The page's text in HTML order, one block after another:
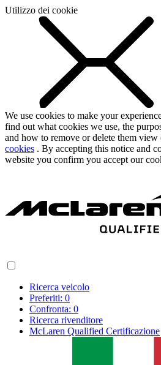
Utilizzo dei cookie
We use cookies to make your
find out what cookies we use, the
and how to remove or delete them view
cookies . By accepting this notice and
website you confirm you accept our
Ricerca veicolo
Preferiti: 0
Confronta: 0
Ricerca rivenditore
McLaren Qualified Certificazione